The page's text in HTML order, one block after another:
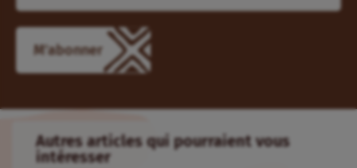
M'abonner
Autres articles qui pourraient vous
intéresser